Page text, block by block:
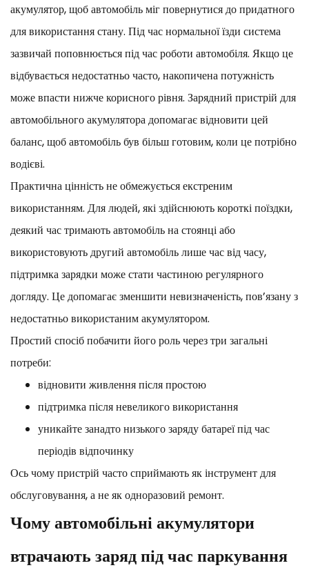
акумулятор, щоб автомобіль міг повернутися до придатного
для використання стану. Під час нормальної їзди система
зазвичай поповнюється під час роботи автомобіля. Якщо це
відбувається недостатньо часто, накопичена потужність
може впасти нижче корисного рівня. Зарядний пристрій для
автомобільного акумулятора допомагає відновити цей
баланс, щоб автомобіль був більш готовим, коли це потрібно
водієві.
Практична цінність не обмежується екстреним
використанням. Для людей, які здійснюють короткі поїздки,
деякий час тримають автомобіль на стоянці або
використовують другий автомобіль лише час від часу,
підтримка зарядки може стати частиною регулярного
догляду. Це допомагає зменшити невизначеність, пов’язану з
недостатньо використаним акумулятором.
Простий спосіб побачити його роль через три загальні
потреби:
відновити живлення після простою
підтримка після невеликого використання
уникайте занадто низького заряду батареї під час
періодів відпочинку
Ось чому пристрій часто сприймають як інструмент для
обслуговування, а не як одноразовий ремонт.
Чому автомобільні акумулятори
втрачають заряд під час паркування